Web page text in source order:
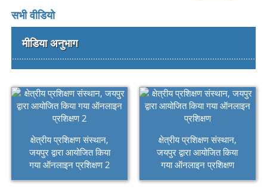
सभी वीडियो
मीडिया अनुभाग
क्षेत्रीय प्रशिक्षण संस्थान,
जयपुर द्वारा आयोजित किया
गया ऑनलाइन प्रशिक्षण 2
क्षेत्रीय प्रशिक्षण संस्थान,
जयपुर द्वारा आयोजित किया
गया ऑनलाइन प्रशिक्षण